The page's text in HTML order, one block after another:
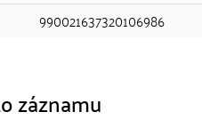
990021637320106986
záznamu